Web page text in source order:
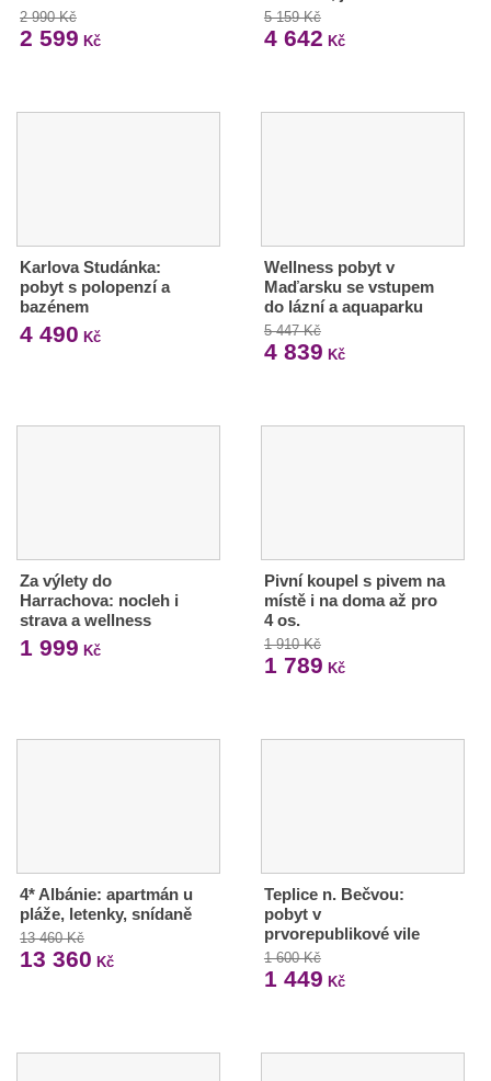
2 990 Kč
2 599 Kč
5 159 Kč
4 642 Kč
Karlova Studánka:
pobyt s polopenzí a
bazénem
4 490 Kč
Wellness pobyt v
Maďarsku se vstupem
do lázní a aquaparku
5 447 Kč
4 839 Kč
Za výlety do
Harrachova: nocleh i
strava a wellness
1 999 Kč
Pivní koupel s pivem na
místě i na doma až pro
4 os.
1 910 Kč
1 789 Kč
4* Albánie: apartmán u
pláže, letenky, snídaně
13 460 Kč
13 360 Kč
Teplice n. Bečvou:
pobyt v
prvorepublikové vile
1 600 Kč
1 449 Kč